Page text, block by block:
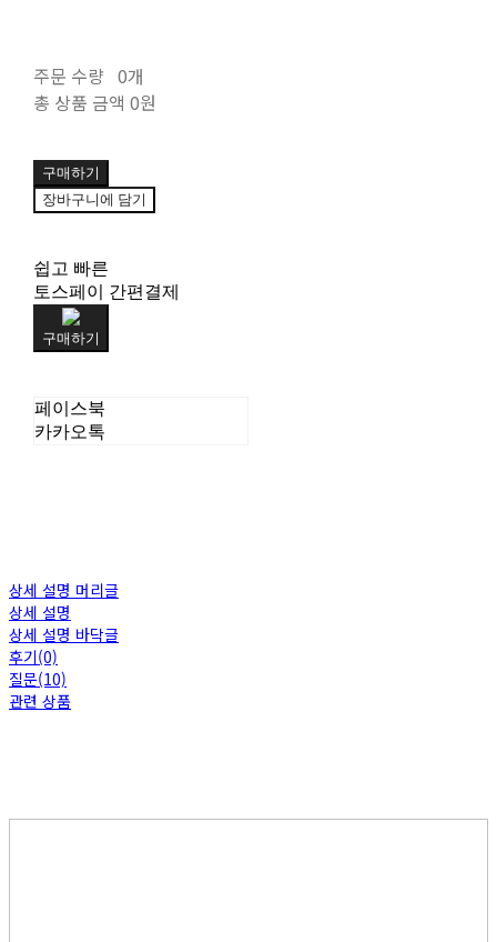
주문 수량 0개
총 상품 금액 0원
구매하기
장바구니에 담기
쉽고 빠른
토스페이 간편결제
구매하기
페이스북
카카오톡
상세 설명 머리글
상세 설명
상세 설명 바닥글
후기(0)
질문(10)
관련 상품